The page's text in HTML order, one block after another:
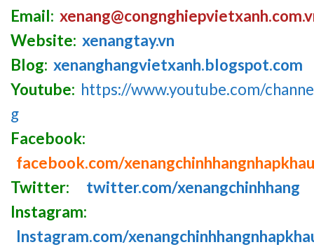
Email:
Website: xenangtay.vn
Blog: xenanghangvietxanh.blogspot.com
Youtube: https://www.youtube.com/
g
Facebook:
facebook.com/xenangchinhhangnhapkhau
Twitter:
twitter.com/xenangchinhhang
Instagram:
Instagram.com/